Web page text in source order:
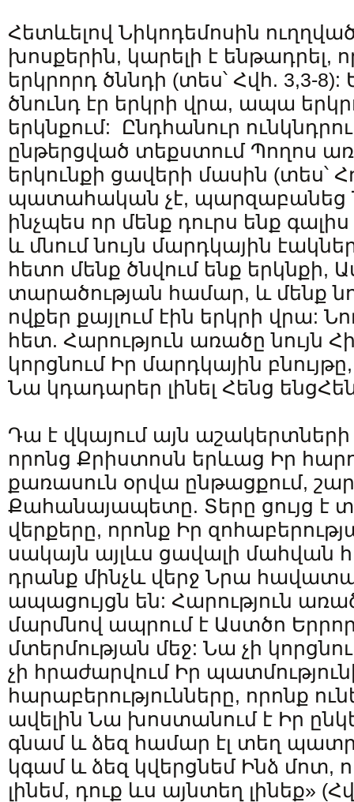
Հետևելով Նիկոդեմոսին
խոսքերին, կարելի է ենթադրել,
երկրորդ ծննդի (տես՝ Հվհ. 3,3-
ծնունդ էր երկրի վրա, ապա
երկնքում: Ընդհանուր
ընթերցված տեքստում Պողոս
երկունքի ցավերի մասին (տես՝
պատահական չէ, պարզաբանեց
ինչպես որ մենք դուրս ենք
և մնում նույն մարդկային
հետո մենք ծնվում ենք երկնքի,
տարածության համար, և մենք
ովքեր քայլում էին երկրի վրա:
հետ. Հարություն առածը նույն
կորցնում Իր մարդկային
Նա կդադարեր լինել Հենց
Դա է վկայում այն ​​աշակերտների
որոնց Քրիստոսն երևաց Իր
քառասուն օրվա ընթացքում,
Քահանայապետը. Տերը ցույց է
վերքերը, որոնք Իր
սակայն այլևս ցավալի մահվան
դրանք մինչև վերջ Նրա
ապացույցն են: Հարություն
մարմնով ապրում է Աստծո
մտերմության մեջ: Նա չի
չի հրաժարվում Իր
հարաբերությունները, որոնք
ավելին Նա խոստանում է Իր
գնամ և ձեզ համար էլ տեղ
կգամ և ձեզ կվերցնեմ Ինձ մոտ,
լինեմ, դուք ևս այնտեղ լինեք»